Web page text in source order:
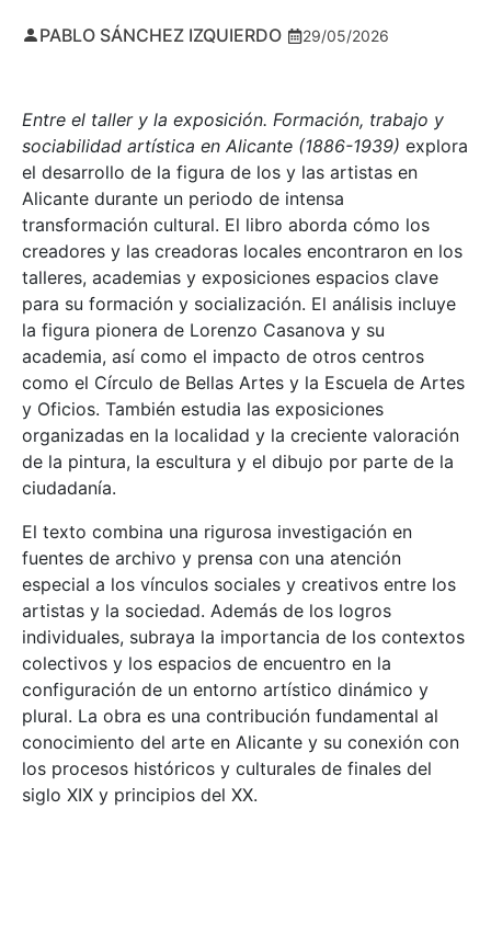
PABLO SÁNCHEZ IZQUIERDO 29/05/2026
Entre el taller y la exposición. Formación, trabajo y
sociabilidad artística en Alicante (1886-1939) explora
el desarrollo de la figura de los y las artistas en
Alicante durante un periodo de intensa
transformación cultural. El libro aborda cómo los
creadores y las creadoras locales encontraron en los
talleres, academias y exposiciones espacios clave
para su formación y socialización. El análisis incluye
la figura pionera de Lorenzo Casanova y su
academia, así como el impacto de otros centros
como el Círculo de Bellas Artes y la Escuela de Artes
y Oficios. También estudia las exposiciones
organizadas en la localidad y la creciente valoración
de la pintura, la escultura y el dibujo por parte de la
ciudadanía.
El texto combina una rigurosa investigación en
fuentes de archivo y prensa con una atención
especial a los vínculos sociales y creativos entre los
artistas y la sociedad. Además de los logros
individuales, subraya la importancia de los contextos
colectivos y los espacios de encuentro en la
configuración de un entorno artístico dinámico y
plural. La obra es una contribución fundamental al
conocimiento del arte en Alicante y su conexión con
los procesos históricos y culturales de finales del
siglo XIX y principios del XX.